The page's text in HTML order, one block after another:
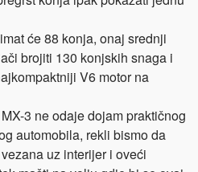
će 88 konja, onaj srednji
brojiti 130 konjskih snaga i
V6 motor na
3 ne odaje dojam praktičnog
automobila, rekli bismo da
uz interijer i oveći